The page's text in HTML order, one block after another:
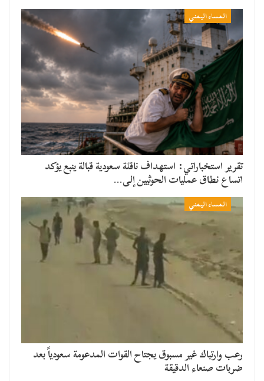
المساء اليمني
تقرير استخباراتي: استهداف ناقلة سعودية قبالة ينبع يؤكد
اتساع نطاق عمليات الحوثيين إلى…
المساء اليمني
رعب وارتباك غير مسبوق يجتاح القوات المدعومة سعودياً بعد
ضربات صنعاء الدقيقة